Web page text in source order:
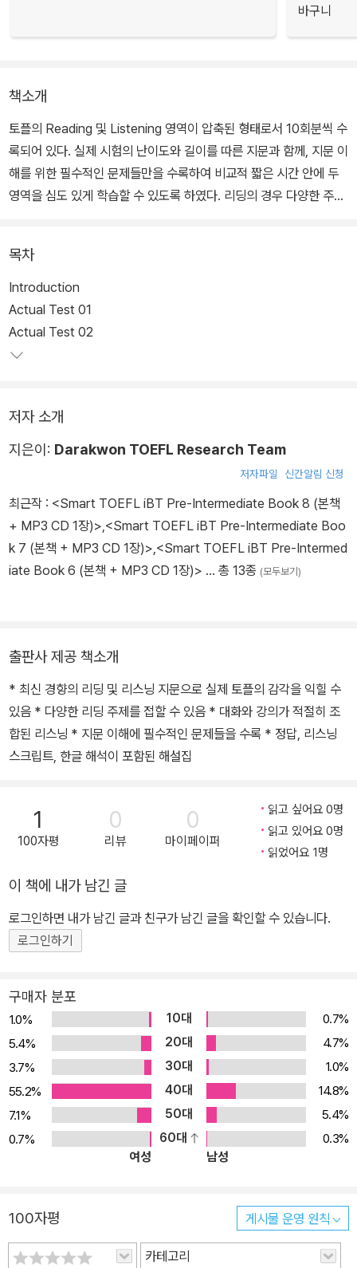
바구니
책소개
토플의 Reading 및 Listening 영역이 압축된 형태로서 10회분씩 수
록되어 있다. 실제 시험의 난이도와 길이를 따른 지문과 함께, 지문 이
해를 위한 필수적인 문제들만을 수록하여 비교적 짧은 시간 안에 두
영역을 심도 있게 학습할 수 있도록 하였다. 리딩의 경우 다양한 주제
지문 해석이 포함되어 있는 해설집이 별도로 제공된다. 음성 파일은
QR코드를 이용하여 실시간으로 재생이 가능하고, 다락원 홈페이지
(http://www.darakwon.co.kr/)에서 무료로 다운로드할 수 있다.
목차
Introduction
Actual Test 01
Actual Test 02
저자 소개
지은이: Darakwon TOEFL Research Team
저자파일 신간알림 신청
최근작 : <Smart TOEFL iBT Pre-Intermediate Book 8 (본책
+ MP3 CD 1장)>,<Smart TOEFL iBT Pre-Intermediate Boo
k 7 (본책 + MP3 CD 1장)>,<Smart TOEFL iBT Pre-Intermed
iate Book 6 (본책 + MP3 CD 1장)> … 총 13종 (모두보기)
출판사 제공 책소개
* 최신 경향의 리딩 및 리스닝 지문으로 실제 토플의 감각을 익힐 수
있음 * 다양한 리딩 주제를 접할 수 있음 * 대화와 강의가 적절히 조
합된 리스닝 * 지문 이해에 필수적인 문제들을 수록 * 정답, 리스닝
스크립트, 한글 해석이 포함된 해설집
1
100자평
0
리뷰
0
마이페이퍼
읽고 싶어요 0명
읽고 있어요 0명
읽었어요 1명
이 책에 내가 남긴 글
로그인하면 내가 남긴 글과 친구가 남긴 글을 확인할 수 있습니다.
로그인하기
구매자 분포
1.0% 10대
0.7%
5.4%
20대
4.7%
3.7%
30대
1.0%
55.2%
40대
14.8%
7.1%
50대
5.4%
0.7%
60대
0.3%
여성
남성
100자평 게시물 운영 원칙
카테고리